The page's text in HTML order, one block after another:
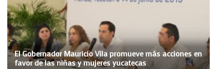
El Gobernador Mauricio Vila promueve más acciones en
favor de las niñas y mujeres yucatecas